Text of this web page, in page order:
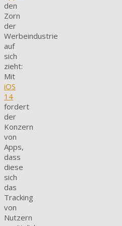
den
Zorn
der
Werbeindustrie
auf
sich
zieht:
Mit
iOS
14
fordert
der
Konzern
von
Apps,
dass
diese
sich
das
Tracking
von
Nutzern